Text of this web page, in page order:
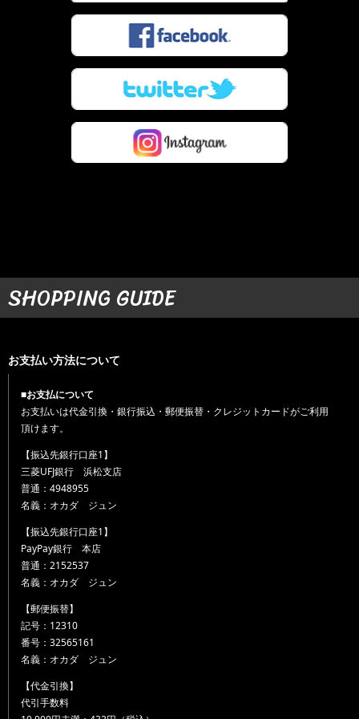
SHOPPING GUIDE
お支払い方法について
■お支払について
お支払いは代金引換・銀行振込・郵便振替・クレジットカードがご利用
頂けます。
【振込先銀行口座1】
三菱UFJ銀行 浜松支店
普通：4948955
名義：オカダ ジュン
【振込先銀行口座1】
PayPay銀行 本店
普通：2152537
名義：オカダ ジュン
【郵便振替】
記号：12310
番号：32565161
名義：オカダ ジュン
【代金引換】
代引手数料